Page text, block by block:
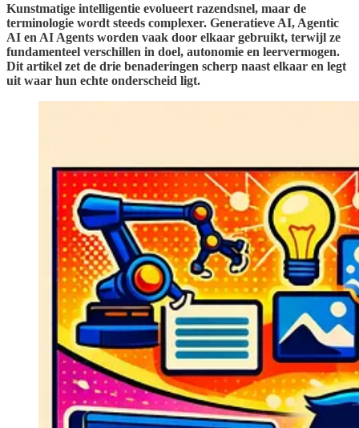
Kunstmatige intelligentie evolueert razendsnel, maar de
terminologie wordt steeds complexer. Generatieve AI, Agentic
AI en AI Agents worden vaak door elkaar gebruikt, terwijl ze
fundamenteel verschillen in doel, autonomie en leervermogen.
Dit artikel zet de drie benaderingen scherp naast elkaar en legt
uit waar hun echte onderscheid ligt.